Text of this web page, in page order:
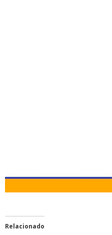
Relacionado